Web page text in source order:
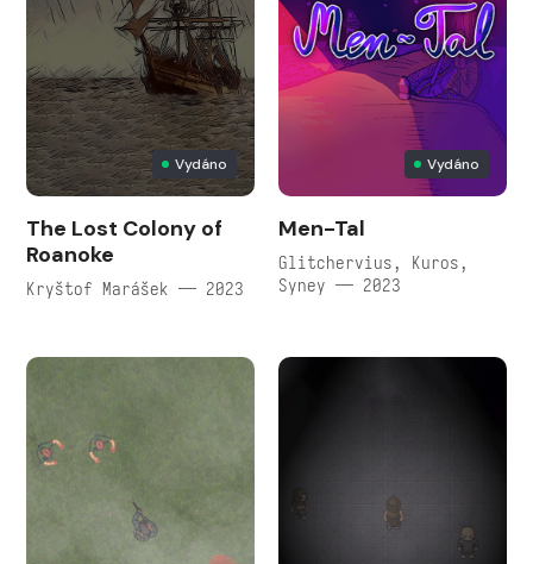
Vydáno
The Lost Colony of
Roanoke
Kryštof Marášek — 2023
Vydáno
Men-Tal
Glitchervius, Kuros,
Syney — 2023